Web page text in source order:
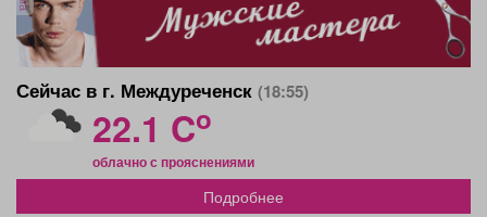
Сейчас в г. Междуреченск (18:55)
22.1 Co
облачно с прояснениями
Подробнее